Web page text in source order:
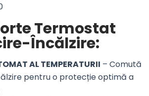
Termostat
Încălzire:
AL TEMPERATURII – Comută
pentru o protecție optimă a